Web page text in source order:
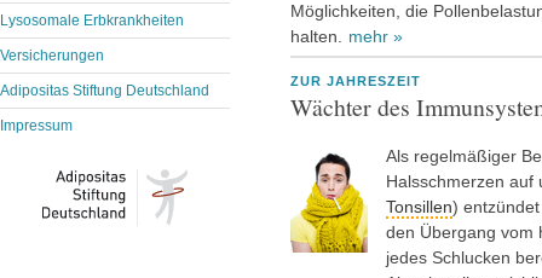
Lysosomale Erbkrankheiten
Versicherungen
Adipositas Stiftung Deutschland
Impressum
Möglichkeiten, die
halten.
mehr »
ZUR JAHRESZEIT
Wächter des
Als regelmäßiger
Halsschmerzen auf
Tonsillen)
den Übergang vom
jedes Schlucken